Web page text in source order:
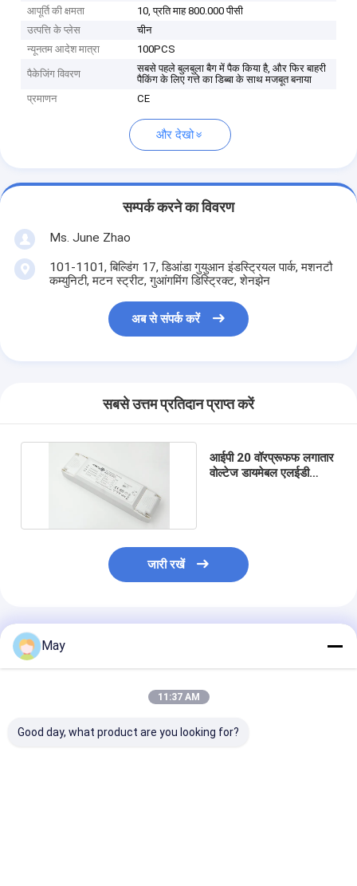
आपूर्ति की क्षमता
10, प्रति माह 800.000 पीसी
उत्पत्ति के प्लेस
चीन
न्यूनतम आदेश मात्रा
100PCS
पैकेजिंग विवरण
सबसे पहले बुलबुला बैग में पैक किया है, और फिर बाहरी
पैकिंग के लिए गत्ते का डिब्बा के साथ मजबूत बनाया
प्रमाणन
CE
और देखो
सम्पर्क करने का विवरण
Ms. June Zhao
101-1101, बिल्डिंग 17, डिआंडा गुयुआन इंडस्ट्रियल पार्क, मशनटौ
कम्युनिटी, मटन स्ट्रीट, गुआंगमिंग डिस्ट्रिक्ट, शेनझेन
अब से संपर्क करें
सबसे उत्तम प्रतिदान प्राप्त करें
आईपी ​​20 वॉरप्रूफफ लगातार
वोल्टेज डायमेबल एलईडी
जारी रखें
अनुशंसित उत्पाद
May
11:37 AM
Good day, what product are you looking for?